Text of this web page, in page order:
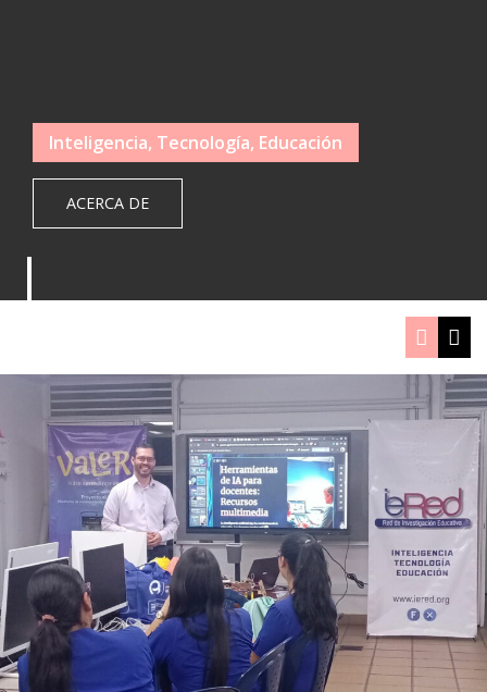
Inteligencia, Tecnología, Educación
ACERCA DE